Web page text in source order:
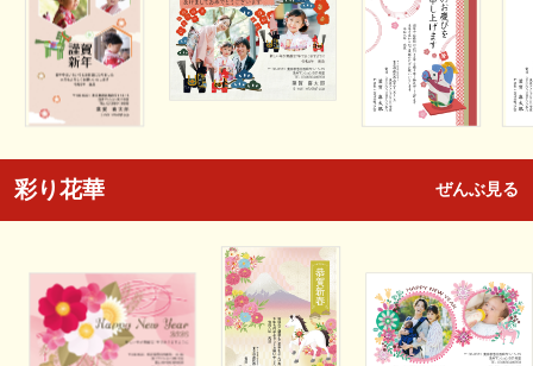
彩り花華 ぜんぶ見る